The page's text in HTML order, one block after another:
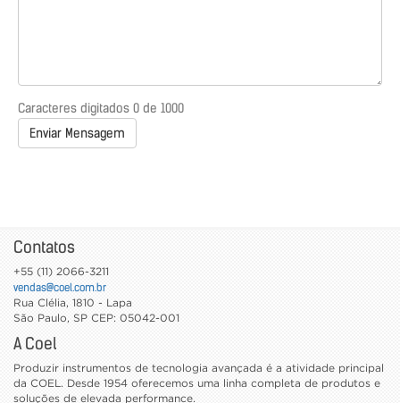
Caracteres digitados 0 de 1000
Enviar Mensagem
Contatos
+55 (11) 2066-3211
vendas@coel.com.br
Rua Clélia, 1810 - Lapa
São Paulo, SP CEP: 05042-001
A Coel
Produzir instrumentos de tecnologia avançada é a atividade principal
da COEL. Desde 1954 oferecemos uma linha completa de produtos e
soluções de elevada performance.